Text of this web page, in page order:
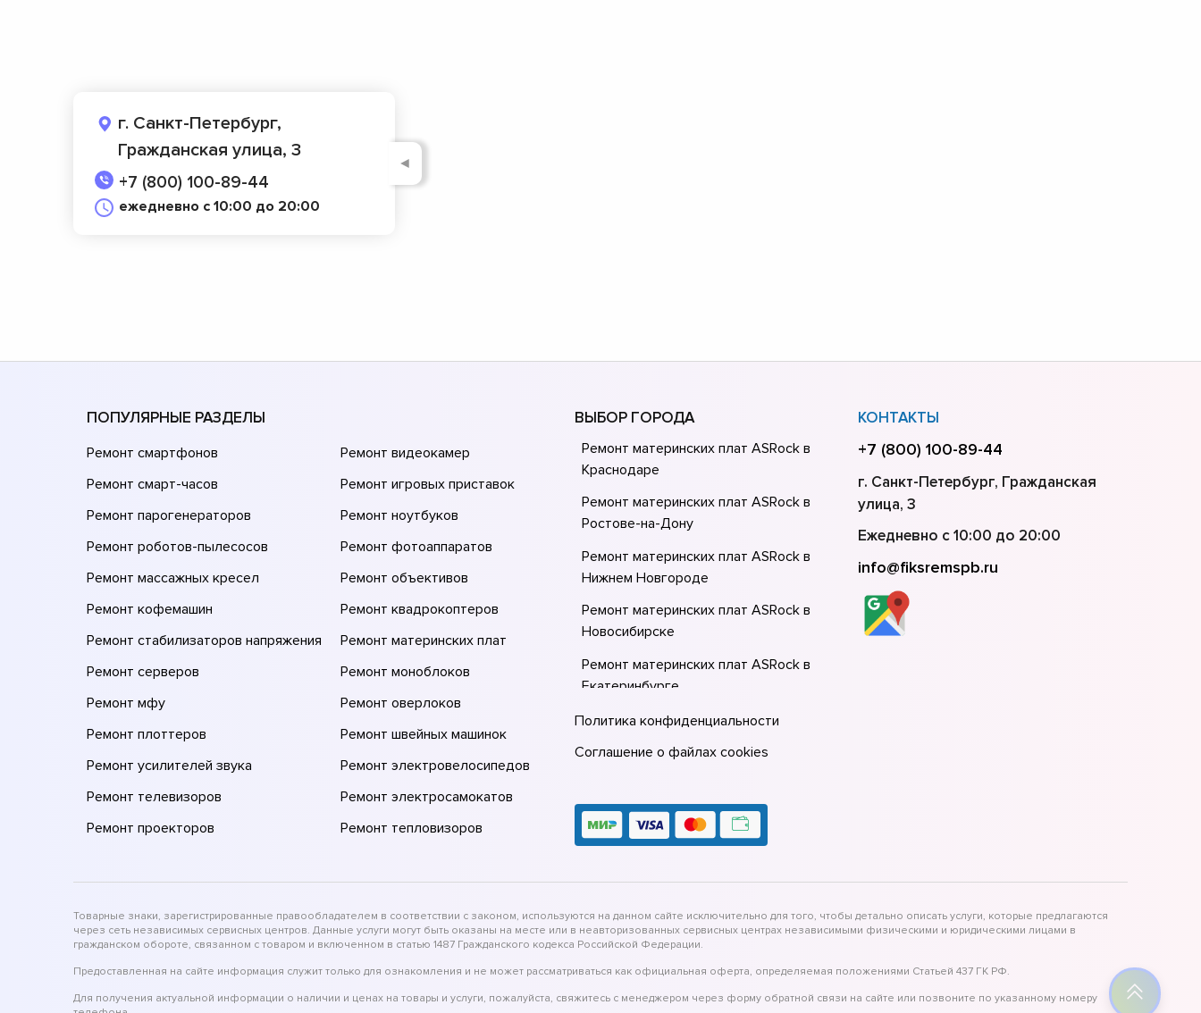
г. Санкт-Петербург,
Гражданская улица, 3
+7 (800) 100-89-44
ежедневно с 10:00 до 20:00
◄
ПОПУЛЯРНЫЕ РАЗДЕЛЫ
Ремонт смартфонов
Ремонт смарт-часов
Ремонт парогенераторов
Ремонт роботов-пылесосов
Ремонт массажных кресел
Ремонт кофемашин
Ремонт стабилизаторов напряжения
Ремонт серверов
Ремонт мфу
Ремонт плоттеров
Ремонт усилителей звука
Ремонт телевизоров
Ремонт проекторов
Ремонт видеокамер
Ремонт игровых приставок
Ремонт ноутбуков
Ремонт фотоаппаратов
Ремонт объективов
Ремонт квадрокоптеров
Ремонт материнских плат
Ремонт моноблоков
Ремонт оверлоков
Ремонт швейных машинок
Ремонт электровелосипедов
Ремонт электросамокатов
Ремонт тепловизоров
ВЫБОР ГОРОДА
Ремонт материнских плат ASRock в
Краснодаре
Ремонт материнских плат ASRock в
Ростове-на-Донy
Ремонт материнских плат ASRock в
Нижнем Новгороде
Ремонт материнских плат ASRock в
Новосибирске
Ремонт материнских плат ASRock в
Екатеринбурге
Ремонт материнских плат ASRock в
Политика конфиденциальности
Соглашение о файлах cookies
КОНТАКТЫ
+7 (800) 100-89-44
г. Санкт-Петербург, Гражданская
улица, 3
Ежедневно с 10:00 до 20:00
info@fiksremspb.ru
Товарные знаки, зарегистрированные правообладателем в соответствии с законом, используются на данном сайте исключительно для того, чтобы детально описать услуги, которые предлагаются
через сеть независимых сервисных центров. Данные услуги могут быть оказаны на месте или в неавторизованных сервисных центрах независимыми физическими и юридическими лицами в
гражданском обороте, связанном с товаром и включенном в статью 1487 Гражданского кодекса Российской Федерации.
Предоставленная на сайте информация служит только для ознакомления и не может рассматриваться как официальная оферта, определяемая положениями Статьей 437 ГК РФ.
Для получения актуальной информации о наличии и ценах на товары и услуги, пожалуйста, свяжитесь с менеджером через форму обратной связи на сайте или позвоните по указанному номеру